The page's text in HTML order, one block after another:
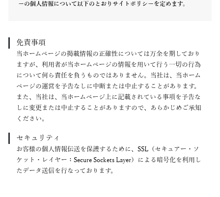
ーの個人情報について以下のとおりサイトポリシーを定めます。
免責事項
当ホームページの掲載情報の正確性については万全を期しており
ますが、利用者が当ホームページの情報を用いて行う一切の行為
について何ら責任を負うものではありません。当社は、当ホーム
ページの運営を予告なしに中断または中止することがあります。
また、当社は、当ホームページ上に記載されている事項を予告な
しに変更または中止することがありますので、あらかじめご承知
ください。
セキュリティ
お客様の個人情報伝送を保護するために、SSL（セキュアー・ソ
ケット・レイヤー：Secure Sockets Layer）による暗号化を利用し
たデータ送信を行なっております。